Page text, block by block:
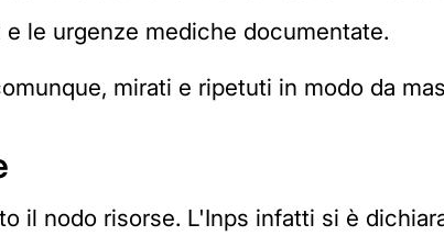
le urgenze mediche documentate.
mirati e ripetuti in modo da
il nodo risorse. L'Inps infatti si è